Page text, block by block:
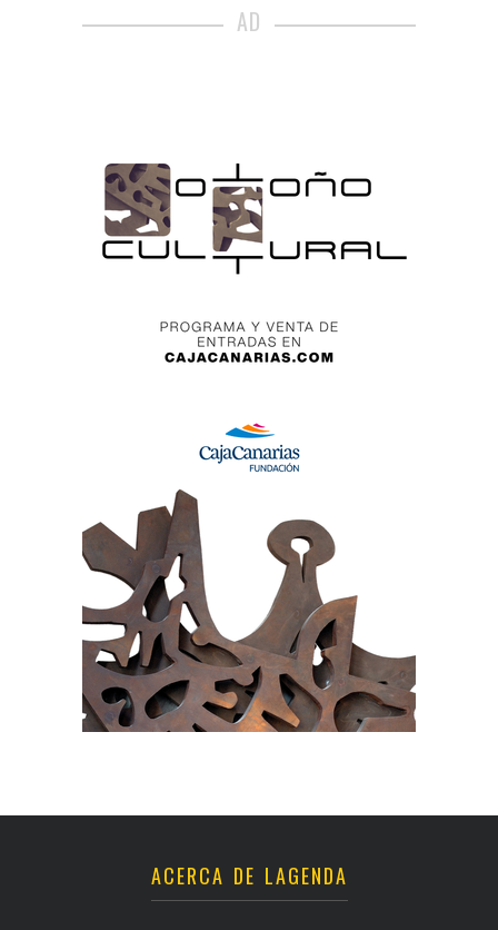
AD
ACERCA DE LAGENDA